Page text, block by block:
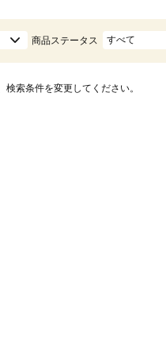
商品ステータス すべて
索条件を変更してください。